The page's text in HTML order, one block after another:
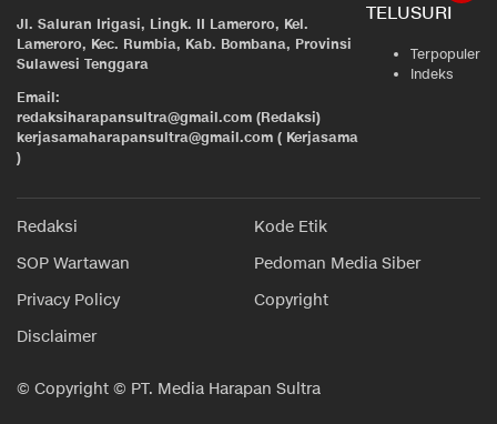
Jl. Saluran Irigasi, Lingk. II Lameroro, Kel.
Lameroro, Kec. Rumbia, Kab. Bombana, Provinsi
Sulawesi Tenggara
Email:
redaksiharapansultra@gmail.com (Redaksi)
kerjasamaharapansultra@gmail.com ( Kerjasama
)
TELUSURI
Terpopuler
Indeks
Redaksi
Kode Etik
SOP Wartawan
Pedoman Media Siber
Privacy Policy
Copyright
Disclaimer
© Copyright © PT. Media Harapan Sultra